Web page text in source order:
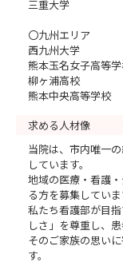
三重大学
〇九州エリア
西九州大学
熊本玉名女子高等
柳ヶ浦高校
熊本中央高等学校
求める人材像
当院は、市内唯一
しています。
地域の医療・看護
る方を募集していま
私たち看護部が目
しさ」を尊重し、
そのご家族の思い
す。